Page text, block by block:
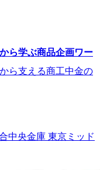
ら学ぶ商品企画ワー
ら支える商工中金の
中央金庫 東京ミッド